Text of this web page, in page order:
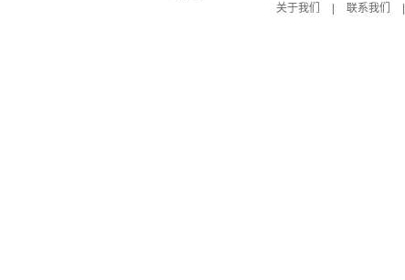
关于我们
联系我们